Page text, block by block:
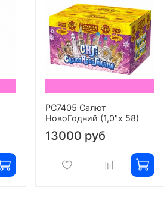
РС7405 Салют
НовоГодний (1,0"х 58)
13000 руб